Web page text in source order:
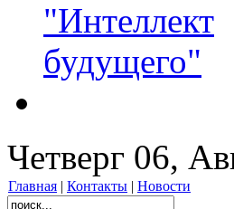
"Интеллект
будущего"
Четверг 06,
Главная | Контакты | Новости